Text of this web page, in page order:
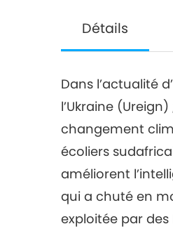
Détails
Dans l’actualité
l’Ukraine
changement
écoliers
améliorent
qui a chuté en
exploitée par des